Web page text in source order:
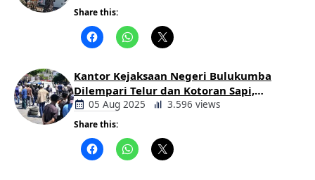
Share this:
Kantor Kejaksaan Negeri Bulukumba
Dilempari Telur dan Kotoran Sapi,
Keluarga Korban Lakalantas Tuntut
Keadilan
05 Aug 2025 3.596 views
Share this: